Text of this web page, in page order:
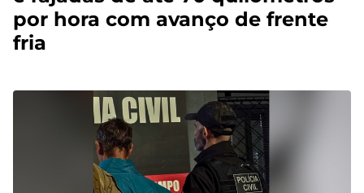
por hora com avanço de frente
fria